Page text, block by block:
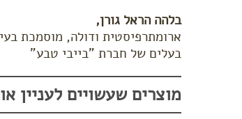
בלהה הראל גורן,
ארומתרפיסטית ודולה, מוסמכת
בעלים של חברת "בייבי טבע"
מוצרים שעשויים לעניין